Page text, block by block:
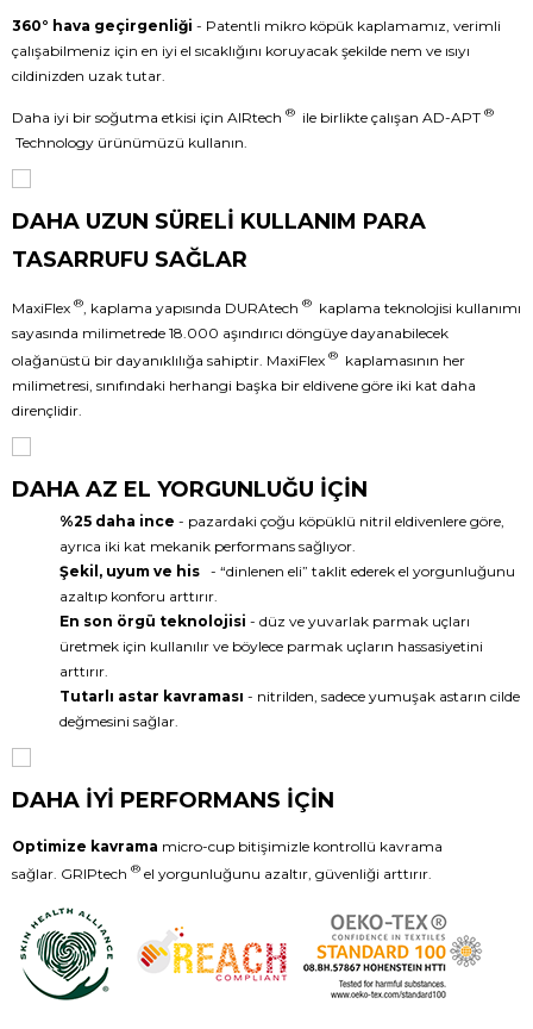
360° hava geçirgenliği - Patentli mikro köpük kaplamamız, verimli
çalışabilmeniz için en iyi el sıcaklığını koruyacak şekilde nem ve ısıyı
cildinizden uzak tutar.
Daha iyi bir soğutma etkisi için AIRtech ® ile birlikte çalışan AD-APT ®
Technology ürünümüzü kullanın.
DAHA UZUN SÜRELİ KULLANIM PARA
TASARRUFU SAĞLAR
MaxiFlex ®, kaplama yapısında DURAtech ® kaplama teknolojisi kullanımı
sayasında milimetrede 18.000 aşındırıcı döngüye dayanabilecek
olağanüstü bir dayanıklılığa sahiptir. MaxiFlex ® kaplamasının her
milimetresi, sınıfındaki herhangi başka bir eldivene göre iki kat daha
dirençlidir.
DAHA AZ EL YORGUNLUĞU İÇİN
%25 daha ince - pazardaki çoğu köpüklü nitril eldivenlere göre,
ayrıca iki kat mekanik performans sağlıyor.
Şekil, uyum ve his - “dinlenen eli” taklit ederek el yorgunluğunu
azaltıp konforu arttırır.
En son örgü teknolojisi - düz ve yuvarlak parmak uçları
üretmek için kullanılır ve böylece parmak uçların hassasiyetini
arttırır.
Tutarlı astar kavraması - nitrilden, sadece yumuşak astarın cilde
değmesini sağlar.
DAHA İYİ PERFORMANS İÇİN
Optimize kavrama micro-cup bitişimizle kontrollü kavrama
sağlar. GRIPtech ® el yorgunluğunu azaltır, güvenliği arttırır.